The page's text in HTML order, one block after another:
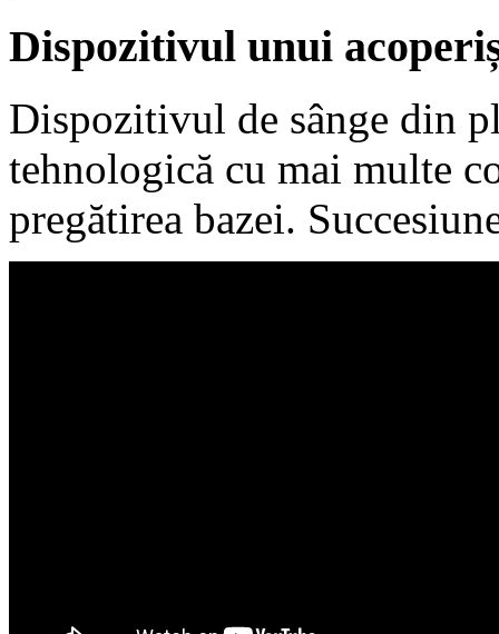
Dispozitivul unui
Dispozitivul de sânge din
tehnologică cu mai multe
pregătirea bazei.